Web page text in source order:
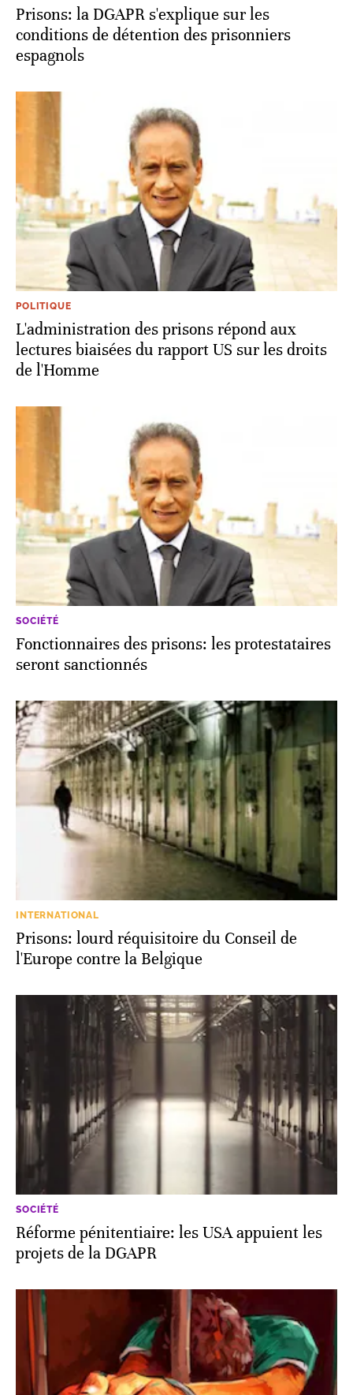
Prisons: la DGAPR s'explique sur les
conditions de détention des prisonniers
espagnols
POLITIQUE
L'administration des prisons répond aux
lectures biaisées du rapport US sur les droits
de l'Homme
SOCIÉTÉ
Fonctionnaires des prisons: les protestataires
seront sanctionnés
INTERNATIONAL
Prisons: lourd réquisitoire du Conseil de
l'Europe contre la Belgique
SOCIÉTÉ
Réforme pénitentiaire: les USA appuient les
projets de la DGAPR